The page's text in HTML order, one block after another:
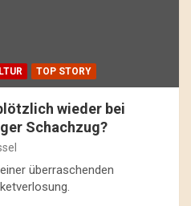
TOP STORY
wieder bei
Schachzug?
überraschenden